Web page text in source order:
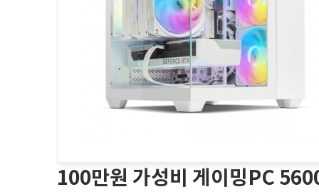
100만원 가성비 게이밍PC